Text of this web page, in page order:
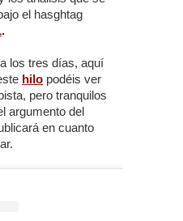
el hasghtag
.
los tres días, aquí
hilo podéis ver
pero tranquilos
argumento del
en cuanto